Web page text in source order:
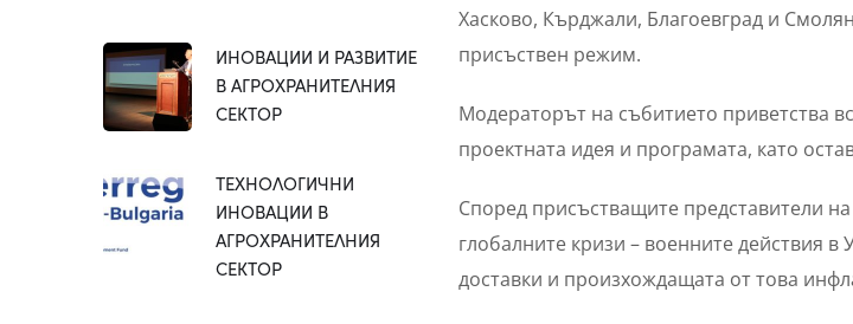
Хасково, Кърджали, Благоевград и
присъствен режим.
Модераторът на събитието приветства
проектната идея и програмата, като
Според присъстващите представители
глобалните кризи – военните действия
доставки и произхождащата от това
ИНОВАЦИИ И РАЗВИТИЕ
В АГРОХРАНИТЕЛНИЯ
СЕКТОР
ТЕХНОЛОГИЧНИ
ИНОВАЦИИ В
АГРОХРАНИТЕЛНИЯ
СЕКТОР